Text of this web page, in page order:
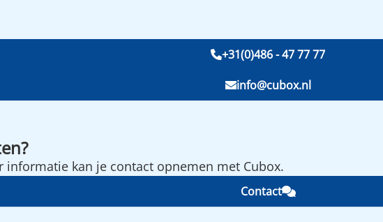
+31(0)486 - 47 77 77
info@cubox.nl
informatie kan je contact opnemen met Cubox.
Contact